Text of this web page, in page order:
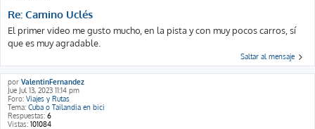
Re: Camino Uclés
El primer video me gusto mucho, en la pista y con muy pocos carros, sí
que es muy agradable.
Saltar al mensaje
por ValentinFernandez
Jue Jul 13, 2023 11:14 pm
Foro: Viajes y Rutas
Tema: Cuba o Tailandia en bici
Respuestas: 6
Vistas: 101084